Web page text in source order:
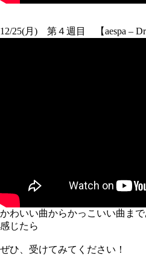
12/25(月) 第４週目 【aespa –
かわいい曲からかっこいい曲ま
感じたら
ぜひ、受けてみてください！